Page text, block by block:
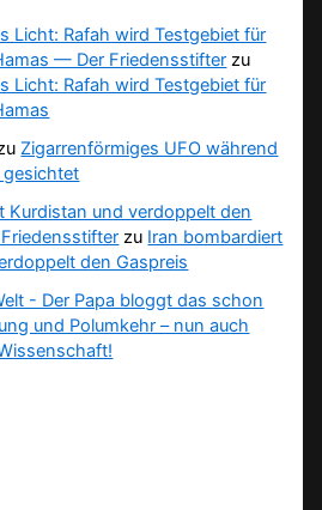
Licht: Rafah wird Testgebiet für
— Der Friedensstifter zu
Licht: Rafah wird Testgebiet für
Zigarrenförmiges UFO während
Kurdistan und verdoppelt den
zu Iran bombardiert
den Gaspreis
- Der Papa bloggt das schon
und Polumkehr – nun auch